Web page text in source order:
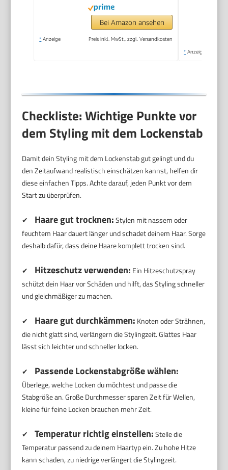
LCD-Display 130-
210°C,
Hitzehandschuh,
natürliche Locken,
Bei Amazon ansehen
* Anzeige Preis inkl. MwSt., zzgl. Versandkosten
* Anzeige
Checkliste: Wichtige Punkte vor
dem Styling mit dem Lockenstab
Damit dein Styling mit dem Lockenstab gut gelingt und du
den Zeitaufwand realistisch einschätzen kannst, helfen dir
diese einfachen Tipps. Achte darauf, jeden Punkt vor dem
Start zu überprüfen.
✔ Haare gut trocknen:Stylen mit nassem oder
feuchtem Haar dauert länger und schadet deinem Haar. Sorge
deshalb dafür, dass deine Haare komplett trocken sind.
✔ Hitzeschutz verwenden: Ein Hitzeschutzspray
schützt dein Haar vor Schäden und hilft, das Styling schneller
und gleichmäßiger zu machen.
✔ Haare gut durchkämmen: Knoten oder Strähnen,
die nicht glatt sind, verlängern die Stylingzeit. Glattes Haar
lässt sich leichter und schneller locken.
✔ Passende Lockenstabgröße wählen:
Überlege, welche Locken du möchtest und passe die
Stabgröße an. Große Durchmesser sparen Zeit für Wellen,
kleine für feine Locken brauchen mehr Zeit.
✔ Temperatur richtig einstellen:Stelle die
Temperatur passend zu deinem Haartyp ein. Zu hohe Hitze
kann schaden, zu niedrige verlängert die Stylingzeit.